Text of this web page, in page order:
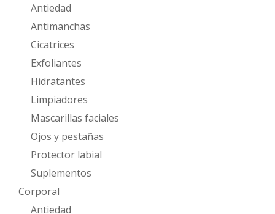
Antiedad
Antimanchas
Cicatrices
Exfoliantes
Hidratantes
Limpiadores
Mascarillas faciales
Ojos y pestañas
Protector labial
Suplementos
Corporal
Antiedad